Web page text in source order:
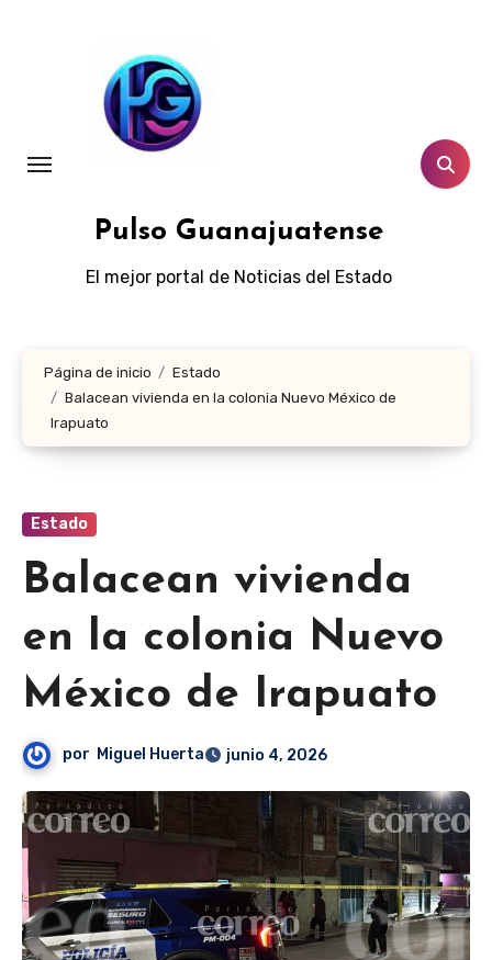
Pulso Guanajuatense
El mejor portal de Noticias del Estado
Página de inicio
Estado
Balacean vivienda en la colonia Nuevo México de
Irapuato
Estado
Balacean vivienda
en la colonia Nuevo
México de Irapuato
por Miguel Huerta junio 4, 2026